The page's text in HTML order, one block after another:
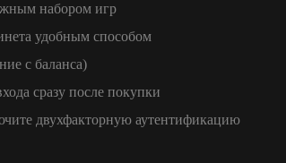
набором игр
удобным способом
с баланса)
сразу после покупки
двухфакторную аутентификацию